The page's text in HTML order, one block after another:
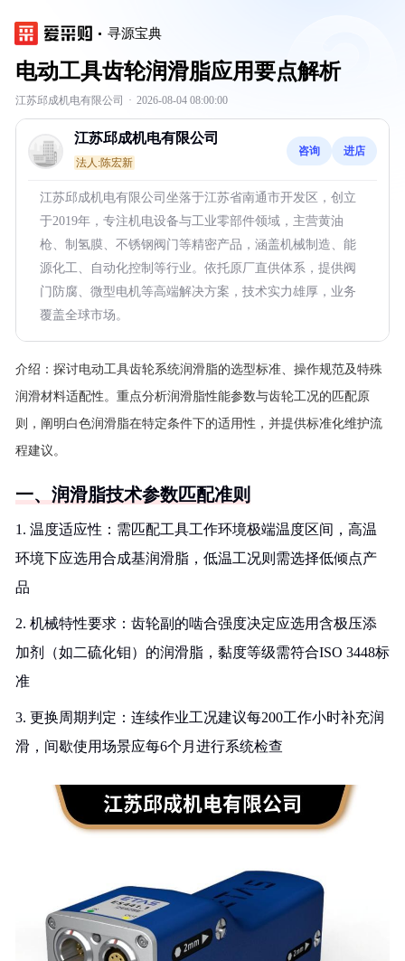
寻源宝典
电动工具齿轮润滑脂应用要点解析
江苏邱成机电有限公司 · 2026-08-04 08:00:00
江苏邱成机电有限公司
法人:陈宏新
咨询 进店
江苏邱成机电有限公司坐落于江苏省南通市开发区，创立
于2019年，专注机电设备与工业零部件领域，主营黄油
枪、制氢膜、不锈钢阀门等精密产品，涵盖机械制造、能
源化工、自动化控制等行业。依托原厂直供体系，提供阀
门防腐、微型电机等高端解决方案，技术实力雄厚，业务
覆盖全球市场。
介绍： 探讨电动工具齿轮系统润滑脂的选型标准、操作规范及特殊
润滑材料适配性。重点分析润滑脂性能参数与齿轮工况的匹配原
则，阐明白色润滑脂在特定条件下的适用性，并提供标准化维护流
程建议。
一、润滑脂技术参数匹配准则
1. 温度适应性：需匹配工具工作环境极端温度区间，高温
环境下应选用合成基润滑脂，低温工况则需选择低倾点产
品
2. 机械特性要求：齿轮副的啮合强度决定应选用含极压添
加剂（如二硫化钼）的润滑脂，黏度等级需符合ISO 3448标
准
3. 更换周期判定：连续作业工况建议每200工作小时补充润
滑，间歇使用场景应每6个月进行系统检查